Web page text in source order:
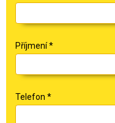
Příjmení*
Telefon *